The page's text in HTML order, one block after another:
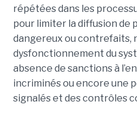
répétées dans les
pour limiter la diffusion de
dangereux ou contrefaits,
dysfonctionnement du
absence de sanctions à
incriminés ou encore une
signalés et des contrôles